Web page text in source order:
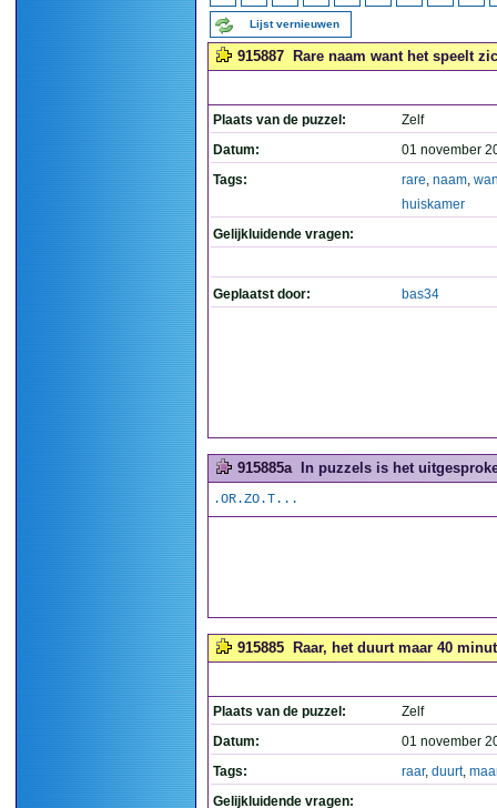
Lijst vernieuwen
915887 Rare naam want het speelt
Plaats van de puzzel:
Zelf
Datum:
01 november
Tags:
rare, naam,
huiskamer
Gelijkluidende vragen:
Geplaatst door: bas34
915885a In puzzels is het
.OR.ZO.T...
915885 Raar, het duurt maar 40
Plaats van de puzzel:
Zelf
Datum:
01 november
Tags:
raar, duurt,
Gelijkluidende vragen: